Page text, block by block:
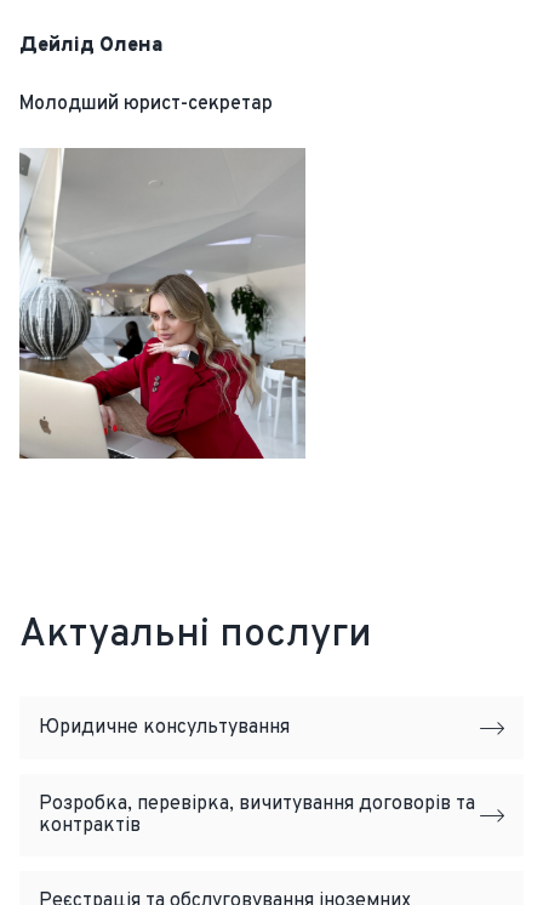
Дейлід Олена
Молодший юрист-секретар
Актуальні послуги
Юридичне консультування
Розробка, перевірка, вичитування договорів та
контрактів